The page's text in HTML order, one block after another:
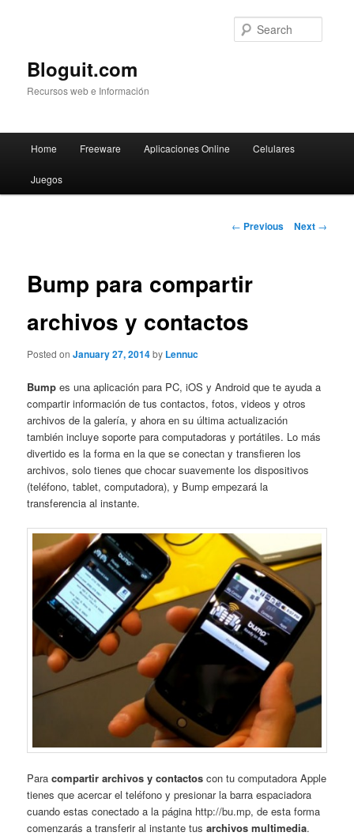
Bloguit.com
Recursos web e Información
Skip
to
Home Freeware Aplicaciones Online Celulares
Juegos
Post
← Previous Next →
Bump para compartir
archivos y contactos
Posted onJanuary 27, 2014by Lennuc
Bump es una aplicación para PC, iOS y Android que te ayuda a
compartir información de tus contactos, fotos, videos y otros
archivos de la galería, y ahora en su última actualización
también incluye soporte para computadoras y portátiles. Lo más
divertido es la forma en la que se conectan y transfieren los
archivos, solo tienes que chocar suavemente los dispositivos
(teléfono, tablet, computadora), y Bump empezará la
transferencia al instante.
Paracompartir archivos y contactos con tu computadora Apple
tienes que acercar el teléfono y presionar la barra espaciadora
cuando estas conectado a la página http://bu.mp, de esta forma
comenzarás a transferir al instante tusarchivos multimedia.